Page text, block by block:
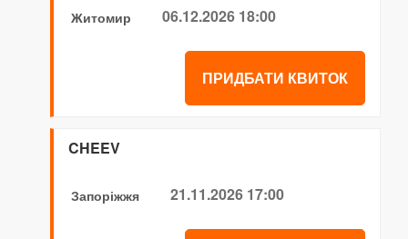
Житомир 06.12.2026 18:00
ПРИДБАТИ КВИТОК
CHEEV
Запоріжжя 21.11.2026 17:00